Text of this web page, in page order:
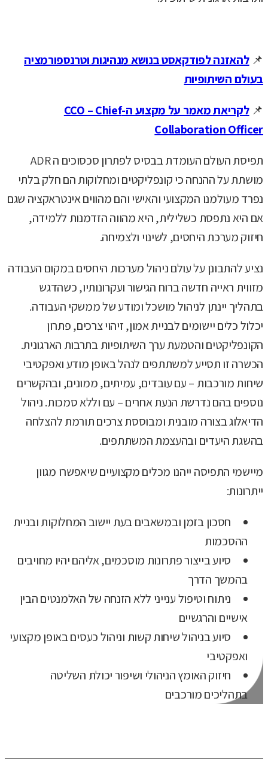
📌להאזנה לפודקאסט בנושא מנהיגות וטרנספורמציה
בעולם השיתופיות
📌
לקריאת מאמר על מקצוע ה-CCO – Chief
Collaboration Officer
תפיסת העולם העומדת בבסיס לפתרון סכסוכים ה ADR
מושתת על ההנחה כי קונפליקטים ומחלוקות הם חלק בלתי
נפרד מעולמנו המקצועי והאישי והם מהווים אינטראקציה שגם
אם היא נתפסת כשלילית, היא מהווה הזדמנות ללמידה,
חיזוק מערכת היחסים, לשינוי ולצמיחה.
נציע להתבונן על עולם ניהול מערכות היחסים במקום העבודה
מזווית ראייה חדשה ברוח הגישור ועקרונותיו, כשהדגש
בתהליך יינתן לניהול מושכל ומודע של ממשקי העבודה.
יכלול כלים יישומים לבניית אמון, זיהוי צרכים, פתרון
הקונפליקטים והטמעת ערך השיתופיות בתרבות הארגונית.
הכשרה זו תסייע למשתתפים לנהל באופן מודע ואפקטיבי
שיחות מורכבות – עם עובדים, עמיתים, ממונים, ובהקשרים
נוספים בהם נדרשת הנעת אחרים – עם וללא סמכות. ניהול
הדיאלוג בצורה מובנית ומבוססת צרכים תורמת להצלחה
בהשגת היעדים ובהעצמת המשתתפים.
מיישמי התפיסה ייהנו מכלים מקצועיים שיאפשרו מגוון
ייתרונות:
חסכון בזמן ובמשאבים בעת יישוב המחלוקות ובניית
ההסכמות
סיוע בייצור פתרונות מוסכמים, אליהם יהיו מחויבים
בהמשך הדרך
ניתוח וטיפול ענייני ללא הזנחה של האלמנטים הבין
אישיים והרגשיים
סיוע בניהול שיחות קשות וניהול כעסים באופן מקצועי
ואפקטיבי
חיזוק האומץ הניהולי ושיפור יכולת השליטה
בתהליכים מורכבים